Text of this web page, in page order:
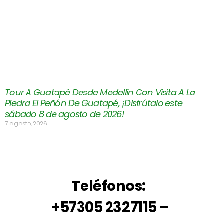
Tour A Guatapé Desde Medellín Con Visita A La
Piedra El Peñón De Guatapé, ¡Disfrútalo este
sábado 8 de agosto de 2026!
7 agosto, 2026
Teléfonos:
+57305 2327115 –